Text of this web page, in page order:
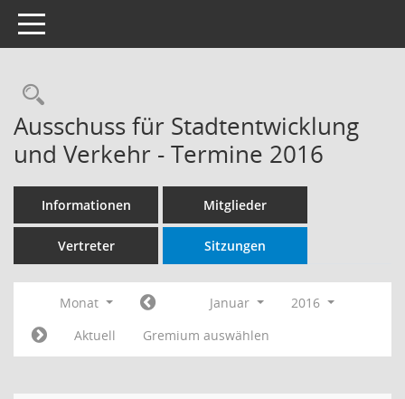
Toggle navigation
Rechercheauswahl
Ausschuss für Stadtentwicklung
und Verkehr - Termine 2016
Informationen Mitglieder
Vertreter Sitzungen
Monat Januar
2016
Aktuell
Gremium auswählen